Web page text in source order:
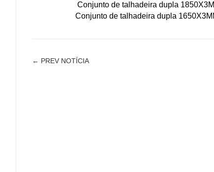
Conjunto de talhadeira dupla
Conjunto de talhadeira dupla
← PREV NOTÍCIA